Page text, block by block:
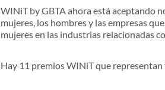
WINiT by GBTA ahora está aceptando
mujeres, los hombres y las empresas
mujeres en las industrias relacionadas
Hay 11 premios WINiT que representan